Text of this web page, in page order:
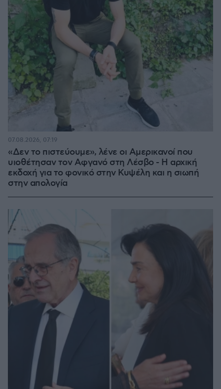
«Δεν το πιστεύουμε», λένε οι Αμερικανοί που
υιοθέτησαν τον Αφγανό στη Λέσβο - Η αρχική
εκδοχή για το φονικό στην Κυψέλη και η σιωπή
στην απολογία
07.08.2026, 07:19